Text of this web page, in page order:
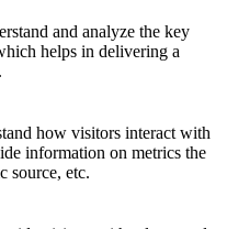
and analyze the key
helps in delivering a
how visitors interact with
information on metrics the
source, etc.